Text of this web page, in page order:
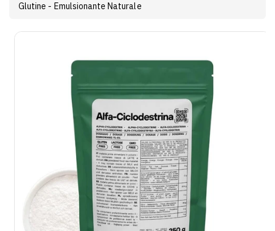
Glutine - Emulsionante Naturale
Visualizza